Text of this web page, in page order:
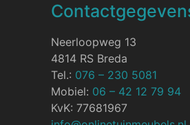
Neerloopweg 13
4814 RS Breda
Tel.: 076 – 230 5081
Mobiel: 06 – 42 12 79 94
KvK: 77681967